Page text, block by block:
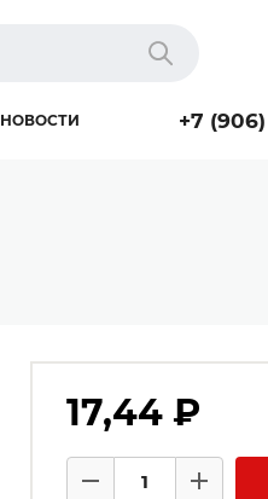
Найти
НОВОСТИ +7
17,44 ₽
Количество товаров
Минус
Плюс